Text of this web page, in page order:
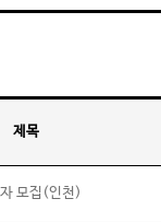
제목
모집(인천)